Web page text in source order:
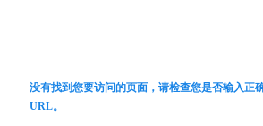
没有找到您要访问的页面，请检查您是否输入正
URL。